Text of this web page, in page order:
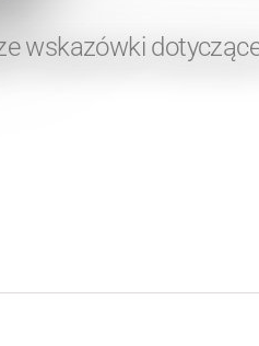
wskazówki